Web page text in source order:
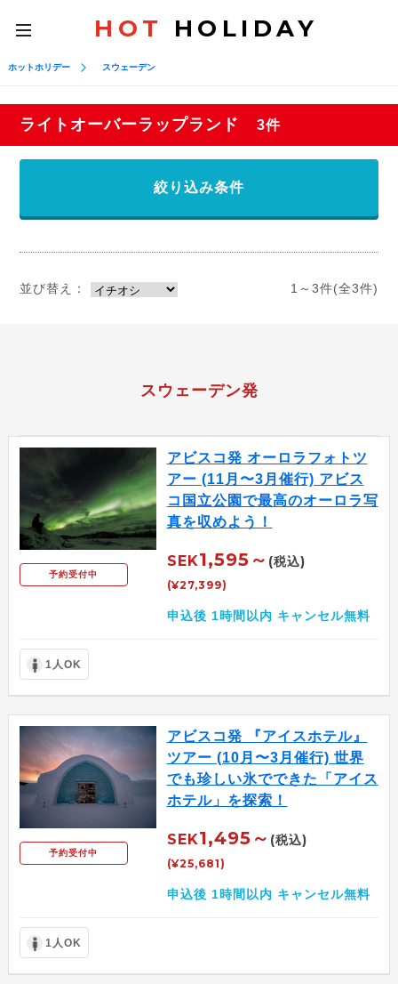
toggle
navigation
HOT HOLIDAY
ホットホリデー スウェーデン
ライトオーバーラップランド 3件
絞り込み条件
並び替え： 1～3件(全3件)
スウェーデン発
予約受付中
アビスコ発 オーロラフォトツ
アー (11月〜3月催行) アビス
コ国立公園で最高のオーロラ写
真を収めよう！
SEK1,595～ (税込)
(¥27,399)
申込後 1時間以内 キャンセル無料
1人OK
予約受付中
アビスコ発 『アイスホテル』
ツアー (10月〜3月催行) 世界
でも珍しい氷でできた「アイス
ホテル」を探索！
SEK1,495～ (税込)
(¥25,681)
申込後 1時間以内 キャンセル無料
1人OK